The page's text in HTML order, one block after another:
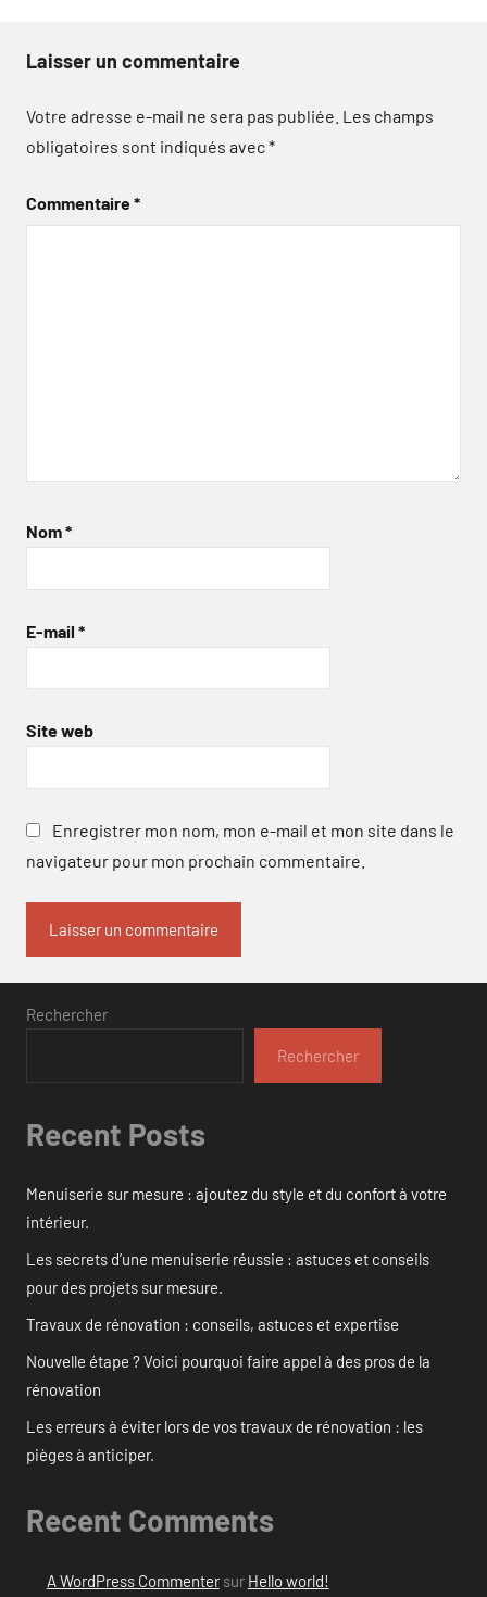
Laisser un commentaire
Votre adresse e-mail ne sera pas publiée. Les champs
obligatoires sont indiqués avec*
Commentaire*
Nom*
E-mail *
Site web
Enregistrer mon nom, mon e-mail et mon site dans le
navigateur pour mon prochain commentaire.
Rechercher
Rechercher
Recent Posts
Menuiserie sur mesure : ajoutez du style et du confort à votre
intérieur.
Les secrets d’une menuiserie réussie : astuces et conseils
pour des projets sur mesure.
Travaux de rénovation : conseils, astuces et expertise
Nouvelle étape ? Voici pourquoi faire appel à des pros de la
rénovation
Les erreurs à éviter lors de vos travaux de rénovation : les
pièges à anticiper.
Recent Comments
A WordPress Commentersur Hello world!